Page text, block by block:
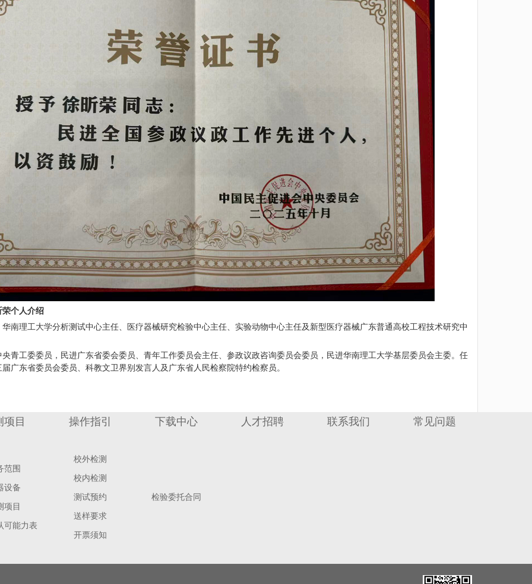
荣个人介绍
华南理工大学分析测试中心主任、医疗器械研究检验中心主任、实验动物中心主任及新型医疗器械广东普通高校工程技术研究中
央青工委委员，民进广东省委会委员、青年工作委员会主任、参政议政咨询委员会委员，民进华南理工大学基层委员会主委。任
广东省委员会委员、科教文卫界别发言人及广东省人民检察院特约检察员。
项目 操作指引 下载中心 人才招聘 联系我们 常见问题
范围
设备
项目
可能力表
校外检测
校内检测
测试预约
送样要求
开票须知
检验委托合同